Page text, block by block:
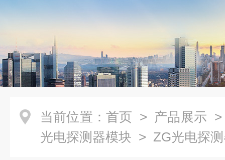
当前位置： 首页 > 产品展示
光电探测器模块 > ZG光电探